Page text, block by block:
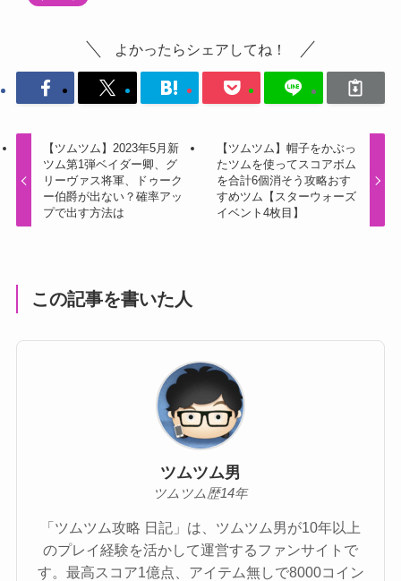
よかったらシェアしてね！
【ツムツム】2023年5月新
ツム第1弾ベイダー卿、グ
リーヴァス将軍、ドゥーク
ー伯爵が出ない？確率アッ
プで出す方法は
【ツムツム】帽子をかぶっ
たツムを使ってスコアボム
を合計6個消そう攻略おす
すめツム【スターウォーズ
イベント4枚目】
この記事を書いた人
ツムツム男
ツムツム歴14年
「ツムツム攻略 日記」は、ツムツム男が10年以上
のプレイ経験を活かして運営するファンサイトで
す。最高スコア1億点、アイテム無しで8000コイン